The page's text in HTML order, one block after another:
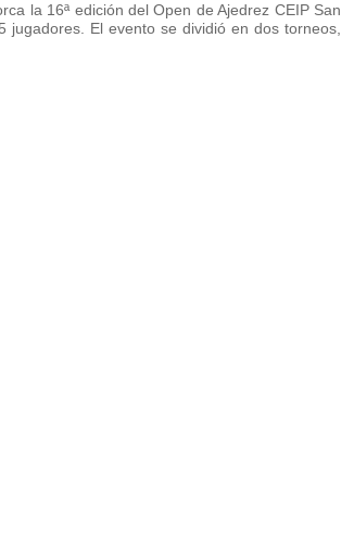
la 16ª edición del Open de Ajedrez CEIP San
El evento se dividió en dos torneos,